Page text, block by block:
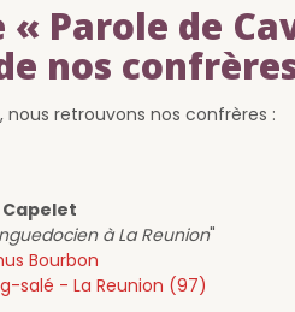
Parole de
nos
retrouvons nos confrères :
à La Reunion"
Bourbon
salé - La Reunion (97)